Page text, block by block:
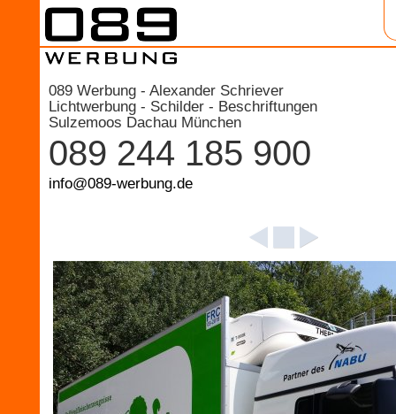
089 Werbung - Alexander Schriever
Lichtwerbung - Schilder - Beschriftungen
Sulzemoos Dachau München
089 244 185 900
info@089-werbung.de